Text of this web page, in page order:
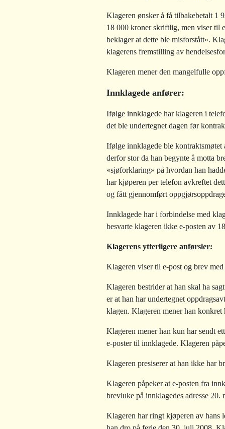
Klageren ønsker å få tilbakebetalt 1
18 000 kroner skriftlig, men viser til
beklager at dette ble misforstått».
klagerens fremstilling av
Klageren mener den mangelfulle
Innklagede anfører:
Ifølge innklagede har klageren i
det ble undertegnet dagen før
Ifølge innklagede ble kontraktsmøtet
derfor stor da han begynte å motta
«sjøforklaring» på hvordan han
har kjøperen per telefon avkreftet
og fått gjennomført
Innklagede har i forbindelse med
besvarte klageren ikke e-posten av
Klagerens ytterligere anførsler:
Klageren viser til e-post og brev
Klageren bestrider at han skal ha
er at han har undertegnet
klagen. Klageren mener han konkret
Klageren mener han kun har sendt
e-poster til innklagede. Klageren
Klageren presiserer at han ikke har
Klageren påpeker at e-posten fra
brevluke på innklagedes adresse 20.
Klageren har ringt kjøperen av hans